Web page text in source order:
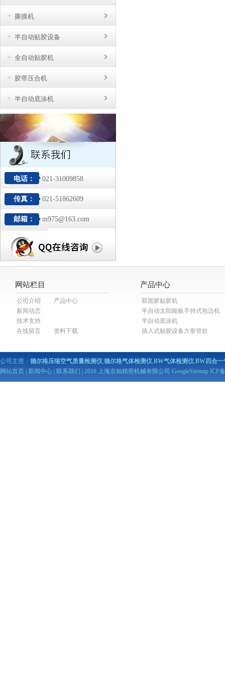
撕膜机
半自动贴胶设备
全自动贴胶机
胶带压合机
半自动底涂机
电话： 021-31009858
传真： 021-51862609
邮箱： m975@163.com
网站栏目
公司介绍
产品中心
新闻动态
技术支持
在线留言
资料下载
产品中心
双面胶贴胶机
半自动太阳能板手持式包边机
半自动底涂机
插入式贴胶设备方形管款
公司主营： 德尔格压缩空气质量检测仪,德尔格气体检测仪,BW气体检测仪,BW四合一
网站首页
新闻中心 联系我们 | 2016 上海京灿精密机械有限公司 GoogleSitemap ICP